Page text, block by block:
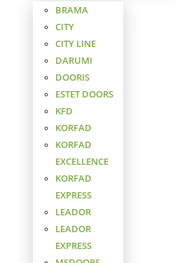
BRAMA
CITY
CITY LINE
DARUMI
DOORIS
ESTET DOORS
KFD
KORFAD
KORFAD
EXCELLENCE
KORFAD
EXPRESS
LEADOR
LEADOR
EXPRESS